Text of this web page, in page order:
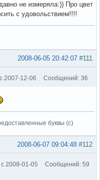
не измеряла:)) Про цвет
с удовольствием!!!!
#111
2008-06-05 20:42:07
2007-12-06 Сообщений: 36
буквы (с)
#112
2008-06-07 09:04:48
2008-01-05
Сообщений: 59